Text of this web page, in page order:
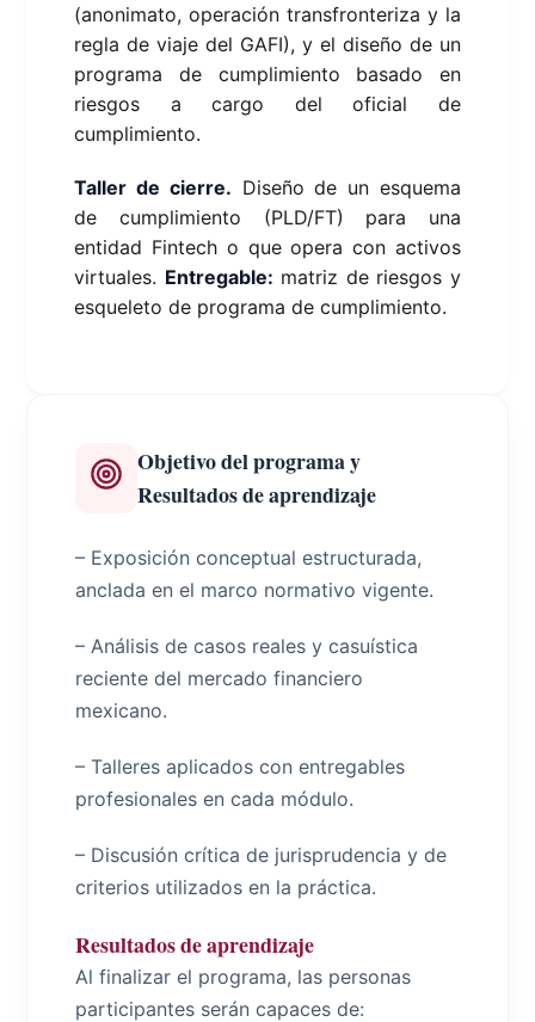
(anonimato, operación transfronteriza y la
regla de viaje del GAFI), y el diseño de un
programa de cumplimiento basado en
riesgos a cargo del oficial de
cumplimiento.
Taller de cierre. Diseño de un esquema
de cumplimiento (PLD/FT) para una
entidad Fintech o que opera con activos
virtuales. Entregable: matriz de riesgos y
esqueleto de programa de cumplimiento.
Objetivo del programa y
Resultados de aprendizaje
– Exposición conceptual estructurada,
anclada en el marco normativo vigente.
– Análisis de casos reales y casuística
reciente del mercado financiero
mexicano.
– Talleres aplicados con entregables
profesionales en cada módulo.
– Discusión crítica de jurisprudencia y de
criterios utilizados en la práctica.
Resultados de aprendizaje
Al finalizar el programa, las personas
participantes serán capaces de: